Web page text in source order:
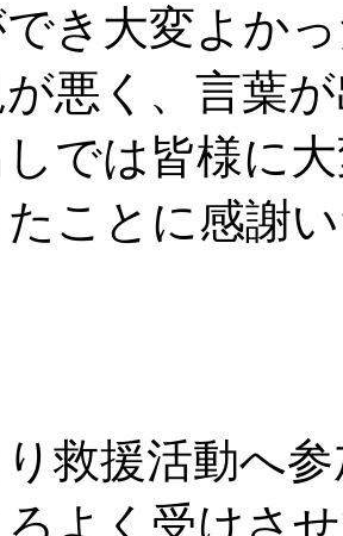
き大変よか
悪く、言葉
では皆様に
ことに感謝
り救援活動へ
よく受けさ